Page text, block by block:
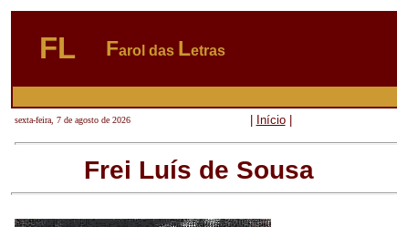
FL Farol das Letras
sexta-feira, 7 de agosto de 2026 Início|
Frei Luís de Sousa